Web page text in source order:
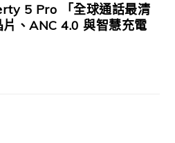
5 Pro 「全球通話最清
、ANC 4.0 與智慧充電